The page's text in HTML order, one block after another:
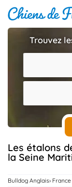
Chiots
Éleveurs
Étalons
Chiens
Services
Trouvez
Les étalons de race Bulldog Anglais dans
la Seine
Bulldog Anglais